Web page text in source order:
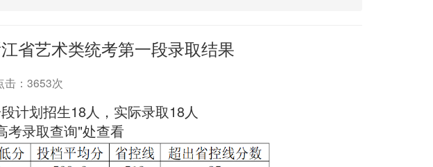
省艺术类统考第一段录取结果
：3653次
计划招生18人，实际录取18人
考录取查询"处查看